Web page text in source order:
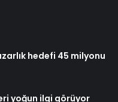
hedefi 45 milyonu
yoğun ilgi görüyor